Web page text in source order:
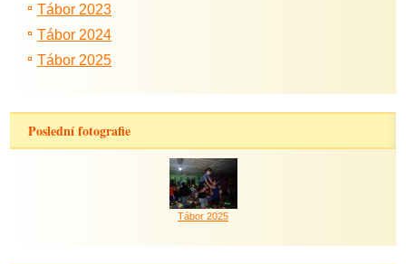
Tábor 2023
Tábor 2024
Tábor 2025
Poslední fotografie
Tábor 2025